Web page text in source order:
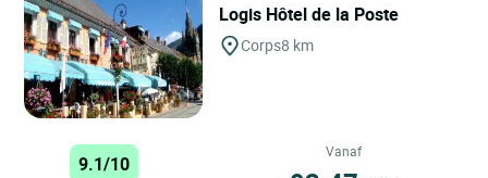
Logis Hôtel de la Poste
Corps8 km
9.1/10
Vanaf